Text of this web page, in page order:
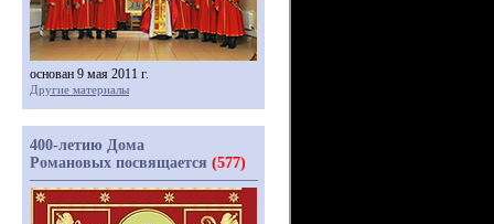
основан 9 мая 2011 г.
Другие материалы
400-летию Дома
Романовых посвящается (577)